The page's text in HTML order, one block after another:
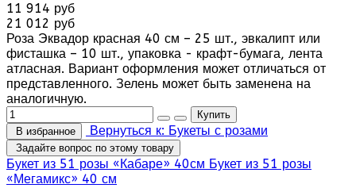
11 914 руб
21 012 руб
Роза Эквадор красная 40 см – 25 шт., эвкалипт или
фисташка – 10 шт., упаковка - крафт-бумага, лента
атласная. Вариант оформления может отличаться от
представленного. Зелень может быть заменена на
аналогичную.
В избранное Вернуться к: Букеты с розами
Задайте вопрос по этому товару
Букет из 51 розы «Кабаре» 40см Букет из 51 розы
«Мегамикс» 40 см